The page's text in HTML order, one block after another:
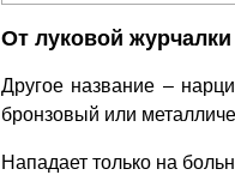
От луковой журчалки
Другое название –
бронзовый или
Нападает только на